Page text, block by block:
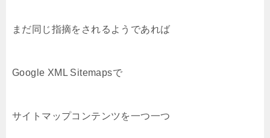
まだ同じ指摘をされるようであれば
Google XML Sitemapsで
サイトマップコンテンツを一つ一つ